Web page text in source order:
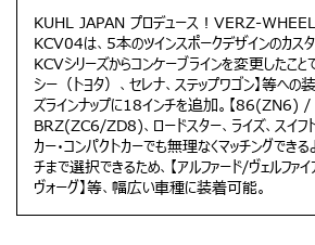
KUHL JAPAN プロデュース！VERZ-WHEELS
KCV04は、5本のツインスポークデザインのカス
KCVシリーズからコンケーブラインを変更したこと
シー（トヨタ）、セレナ、ステップワゴン】等へ
ズラインナップに18インチを追加。【
BRZ(ZC6/ZD8)、ロードスター、ライズ、スイフ
カー・コンパクトカーでも無理なくマッチングでき
チまで選択できるため、【アルファード/ヴェルファ
ヴォーグ】等、幅広い車種に装着可能。